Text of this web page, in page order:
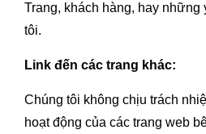
Trang, khách hàng, hay những
tôi.
Link đến các trang khác:
Chúng tôi không chịu trách
hoạt động của các trang web